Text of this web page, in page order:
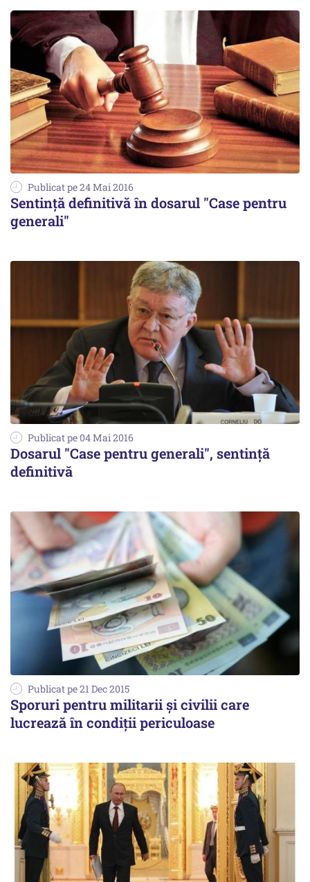
Publicat pe 24 Mai 2016
Sentință definitivă în dosarul "Case pentru
generali"
Publicat pe 04 Mai 2016
Dosarul "Case pentru generali", sentință
definitivă
Publicat pe 21 Dec 2015
Sporuri pentru militarii şi civilii care
lucrează în condiţii periculoase